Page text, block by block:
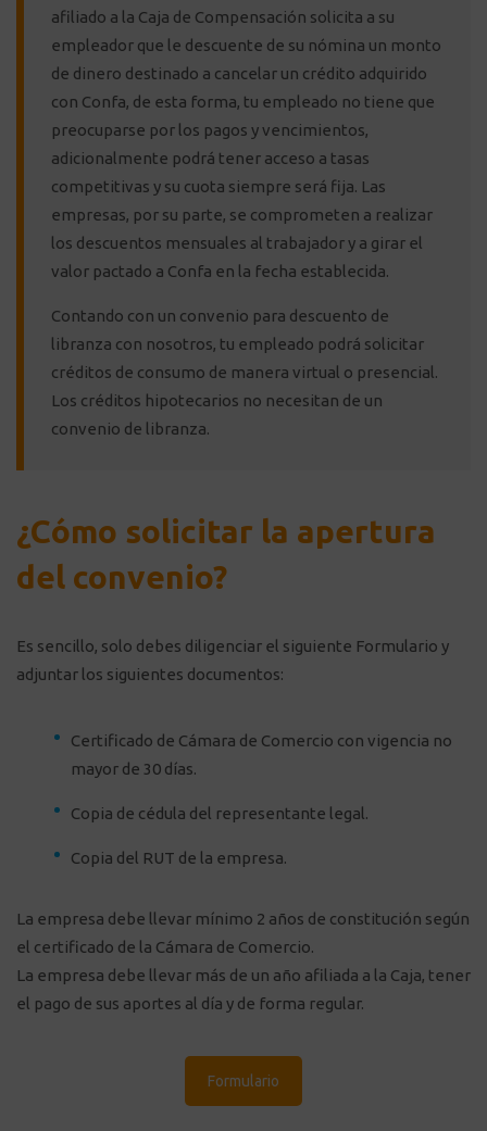
afiliado a la Caja de Compensación solicita a su
empleador que le descuente de su nómina un monto
de dinero destinado a cancelar un crédito adquirido
con Confa, de esta forma, tu empleado no tiene que
preocuparse por los pagos y vencimientos,
adicionalmente podrá tener acceso a tasas
competitivas y su cuota siempre será fija. Las
empresas, por su parte, se comprometen a realizar
los descuentos mensuales al trabajador y a girar el
valor pactado a Confa en la fecha establecida.
Contando con un convenio para descuento de
libranza con nosotros, tu empleado podrá solicitar
créditos de consumo de manera virtual o presencial.
Los créditos hipotecarios no necesitan de un
convenio de libranza.
¿Cómo solicitar la apertura
del convenio?
Es sencillo, solo debes diligenciar el siguiente Formulario y
adjuntar los siguientes documentos:
Certificado de Cámara de Comercio con vigencia no
mayor de 30 días.
Copia de cédula del representante legal.
Copia del RUT de la empresa.
La empresa debe llevar mínimo 2 años de constitución según
el certificado de la Cámara de Comercio.
La empresa debe llevar más de un año afiliada a la Caja, tener
el pago de sus aportes al día y de forma regular.
Formulario